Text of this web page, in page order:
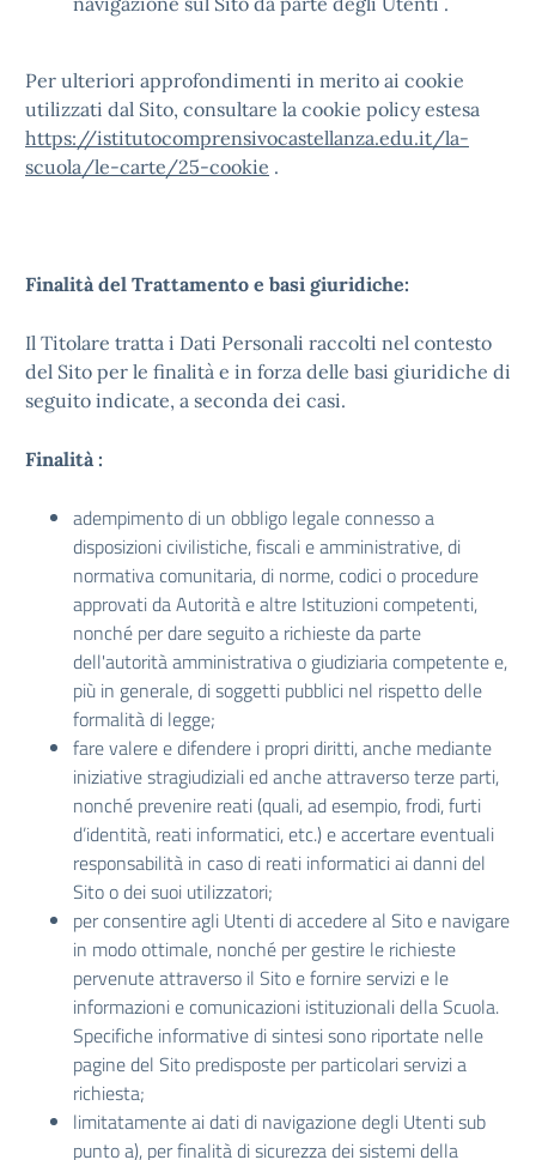
Per ulteriori approfondimenti in merito ai cookie
utilizzati dal Sito, consultare la cookie policy estesa
https://istitutocomprensivocastellanza.edu.it/la-
scuola/le-carte/25-cookie .
Finalità del Trattamento e basi giuridiche:
Il Titolare tratta i Dati Personali raccolti nel contesto
del Sito per le finalità e in forza delle basi giuridiche di
seguito indicate, a seconda dei casi.
Finalità :
adempimento di un obbligo legale connesso a
disposizioni civilistiche, fiscali e amministrative, di
normativa comunitaria, di norme, codici o procedure
approvati da Autorità e altre Istituzioni competenti,
nonché per dare seguito a richieste da parte
dell'autorità amministrativa o giudiziaria competente e,
più in generale, di soggetti pubblici nel rispetto delle
formalità di legge;
fare valere e difendere i propri diritti, anche mediante
iniziative stragiudiziali ed anche attraverso terze parti,
nonché prevenire reati (quali, ad esempio, frodi, furti
d’identità, reati informatici, etc.) e accertare eventuali
responsabilità in caso di reati informatici ai danni del
Sito o dei suoi utilizzatori;
per consentire agli Utenti di accedere al Sito e navigare
in modo ottimale, nonché per gestire le richieste
pervenute attraverso il Sito e fornire servizi e le
informazioni e comunicazioni istituzionali della Scuola.
Specifiche informative di sintesi sono riportate nelle
pagine del Sito predisposte per particolari servizi a
richiesta;
limitatamente ai dati di navigazione degli Utenti sub
punto a), per finalità di sicurezza dei sistemi della